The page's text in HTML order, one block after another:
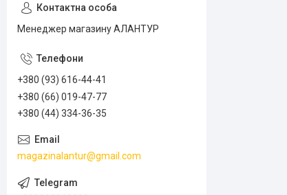
Менеджер магазину АЛАНТУР
+380 (93) 616-44-41
+380 (66) 019-47-77
+380 (44) 334-36-35
magazinalantur@gmail.com